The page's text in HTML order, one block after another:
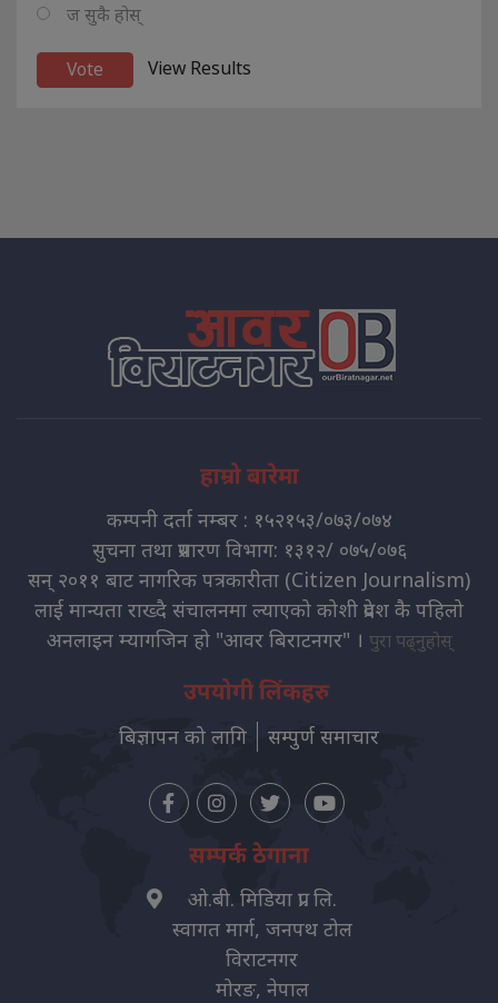
ज सुकै होस्
View Results
हाम्रो बारेमा
कम्पनी दर्ता नम्बर : १५२१५३/०७३/०७४
सुचना तथा प्रसारण विभाग: १३१२/ ०७५/०७६
सन् २०११ बाट नागरिक पत्रकारीता (Citizen Journalism)
लाई मान्यता राख्दै संचालनमा ल्याएको कोशी प्रदेश कै पहिलो
अनलाइन म्यागजिन हो "आवर बिराटनगर" । पुरा पढ्नुहोस्
उपयोगी लिंकहरु
बिज्ञापन को लागि सम्पुर्ण समाचार
सम्पर्क ठेगाना
ओ.बी. मिडिया प्रा. लि.
स्वागत मार्ग, जनपथ टोल
विराटनगर
मोरङ, नेपाल